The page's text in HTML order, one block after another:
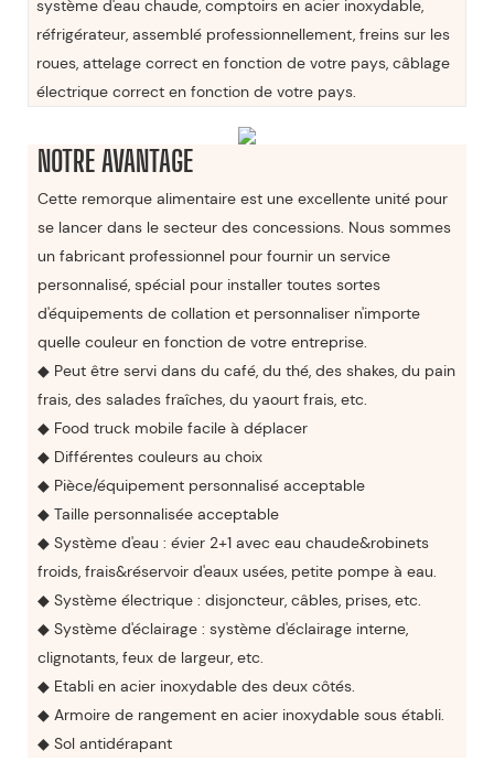
système d'eau chaude, comptoirs en acier inoxydable,
réfrigérateur, assemblé professionnellement, freins sur les
roues, attelage correct en fonction de votre pays, câblage
électrique correct en fonction de votre pays.
NOTRE AVANTAGE
Cette remorque alimentaire est une excellente unité pour
se lancer dans le secteur des concessions. Nous sommes
un fabricant professionnel pour fournir un service
personnalisé, spécial pour installer toutes sortes
d'équipements de collation et personnaliser n'importe
quelle couleur en fonction de votre entreprise.
◆ Peut être servi dans du café, du thé, des shakes, du pain
frais, des salades fraîches, du yaourt frais, etc.
◆ Food truck mobile facile à déplacer
◆ Différentes couleurs au choix
◆ Pièce/équipement personnalisé acceptable
◆ Taille personnalisée acceptable
◆ Système d'eau : évier 2+1 avec eau chaude&robinets
froids, frais&réservoir d'eaux usées, petite pompe à eau.
◆ Système électrique : disjoncteur, câbles, prises, etc.
◆ Système d'éclairage : système d'éclairage interne,
clignotants, feux de largeur, etc.
◆ Etabli en acier inoxydable des deux côtés.
◆ Armoire de rangement en acier inoxydable sous établi.
◆ Sol antidérapant